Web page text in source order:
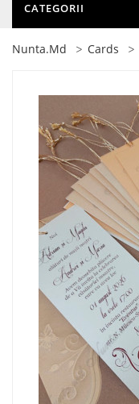
CATEGORII
Nunta.md Cards